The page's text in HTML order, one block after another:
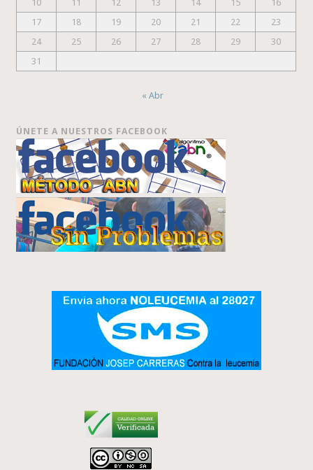
10
11 12 13 14 15
16
17
18 19 20 21 22
23
24
25 26 27 28 29
30
31
« Abr
ÚNETE A NUESTROS FACEBOOK